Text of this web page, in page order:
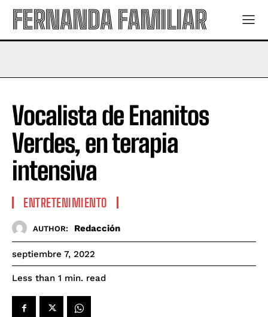
FERNANDA FAMILIAR
Vocalista de Enanitos
Verdes, en terapia
intensiva
ENTRETENIMIENTO
AUTHOR: Redacción
septiembre 7, 2022
Less than 1 min. read